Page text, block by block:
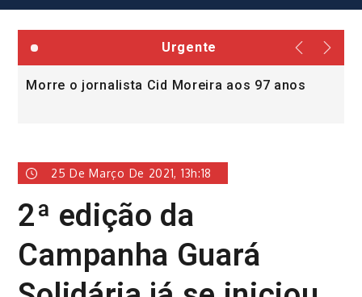
Urgente
Morre o jornalista Cid Moreira aos 97 anos
25 De Março De 2021, 13h:18
2ª edição da
Campanha Guará